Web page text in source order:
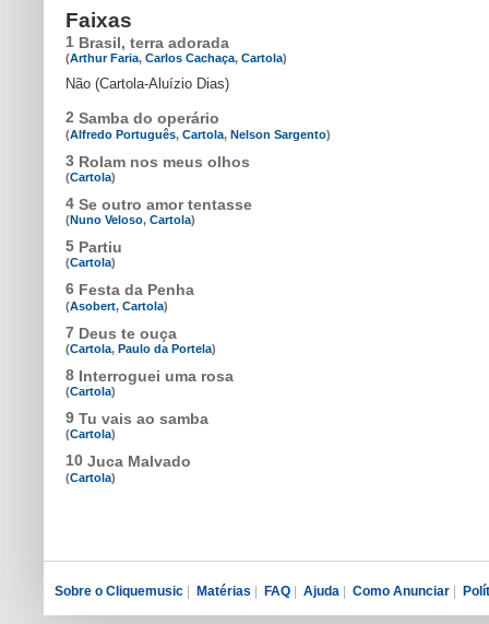
Faixas
1 Brasil, terra adorada
(Arthur Faria, Carlos Cachaça, Cartola)
Não (Cartola-Aluízio Dias)
2 Samba do operário
(Alfredo Português, Cartola, Nelson Sargento)
3 Rolam nos meus olhos
(Cartola)
4 Se outro amor tentasse
(Nuno Veloso, Cartola)
5 Partiu
(Cartola)
6 Festa da Penha
(Asobert, Cartola)
7 Deus te ouça
(Cartola, Paulo da Portela)
8 Interroguei uma rosa
(Cartola)
9 Tu vais ao samba
(Cartola)
10 Juca Malvado
(Cartola)
Sobre o Cliquemusic | Matérias | FAQ | Ajuda | Como Anunciar |